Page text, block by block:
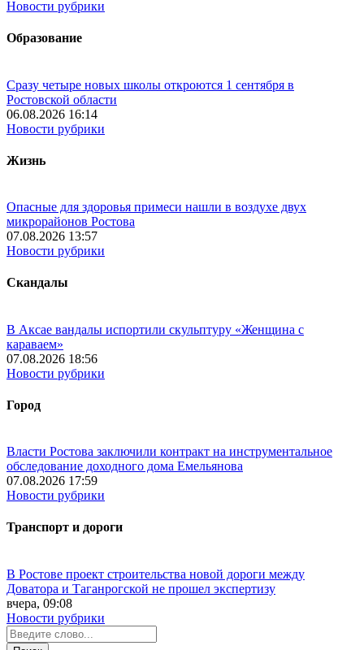
Новости рубрики
Образование
Сразу четыре новых школы откроются 1 сентября в
Ростовской области
06.08.2026 16:14
Новости рубрики
Жизнь
Опасные для здоровья примеси нашли в воздухе двух
микрорайонов Ростова
07.08.2026 13:57
Новости рубрики
Скандалы
В Аксае вандалы испортили скульптуру «Женщина с
караваем»
07.08.2026 18:56
Новости рубрики
Город
Власти Ростова заключили контракт на инструментальное
обследование доходного дома Емельянова
07.08.2026 17:59
Новости рубрики
Транспорт и дороги
В Ростове проект строительства новой дороги между
Доватора и Таганрогской не прошел экспертизу
вчера, 09:08
Новости рубрики